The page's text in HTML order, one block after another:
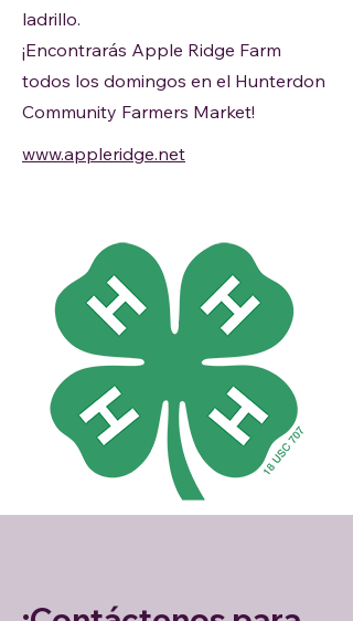
ladrillo.
¡Encontrarás Apple Ridge Farm
todos los domingos en el Hunterdon
Community Farmers Market!
www.appleridge.net